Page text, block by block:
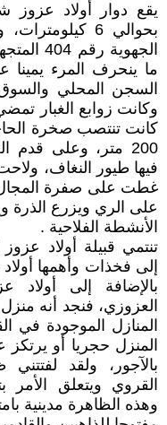
يقع دوار أولاد عزوز
بحوالي 6
الجهوية
ما ينحرف المرء يمينا
السجن المحلي والسوق
وكانت زوابع الغبار
كانت تنتصب صخرة
200 متر، وعلى
فيها طيور النغاف،
غطت على صفرة
على الري ويزرع
الأنشطة الفلاحية .
تنتمي قبيلة أولاد
إلى فخذات وأهمها
بالإضافة إلى أولاد
العزوزي، فنجد أنه
المنازل الموجودة في
المنزل حجريا أو
بالآجور، ولقد
القروي ويتعلق الأمر
وهذه الظاهرة مدينية